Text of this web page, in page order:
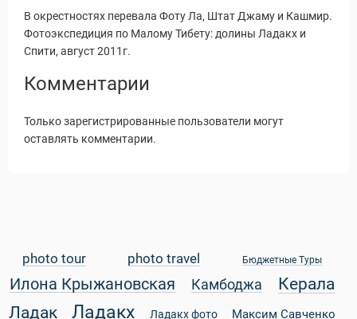
Статьи
В окрестностях перевала Фоту Ла, Штат Джаму и Кашмир.
Фотоэкспедиция по Малому Тибету: долины Ладакх и
Спити, август 2011г.
Комментарии
Только зарегистрированные пользователи могут
оставлять комментарии.
photo tour photo travel Бюджетные Туры
Илона Крыжановская Камбоджа
Керала
Ладак
Ладакх Ладакх фото Максим Савченко